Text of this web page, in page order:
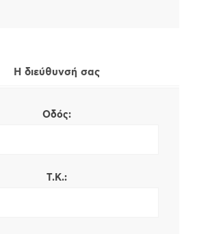
Η διεύθυνσή σας
Οδός:
Τ.Κ.: